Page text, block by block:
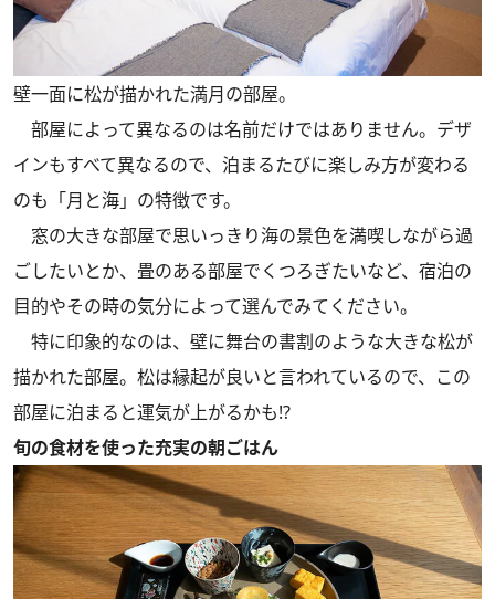
壁一面に松が描かれた満月の部屋。
部屋によって異なるのは名前だけではありません。デザ
インもすべて異なるので、泊まるたびに楽しみ方が変わる
のも「月と海」の特徴です。
窓の大きな部屋で思いっきり海の景色を満喫しながら過
ごしたいとか、畳のある部屋でくつろぎたいなど、宿泊の
目的やその時の気分によって選んでみてください。
特に印象的なのは、壁に舞台の書割のような大きな松が
描かれた部屋。松は縁起が良いと言われているので、この
部屋に泊まると運気が上がるかも!?
旬の食材を使った充実の朝ごはん